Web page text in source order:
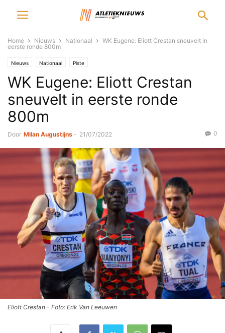
Home Nieuws Nationaal
WK Eugene: Eliott Crestan sneuvelt in
eerste ronde 800m
Nieuws Nationaal Piste
WK Eugene: Eliott Crestan
sneuvelt in eerste ronde
800m
Door Milan Augustijns - 21/07/2022 0
Eliott Crestan - Foto: Erik Van Leeuwen